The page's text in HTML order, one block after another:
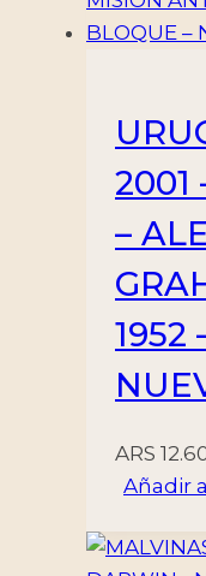
2001
–
1952
ARS
Añadir